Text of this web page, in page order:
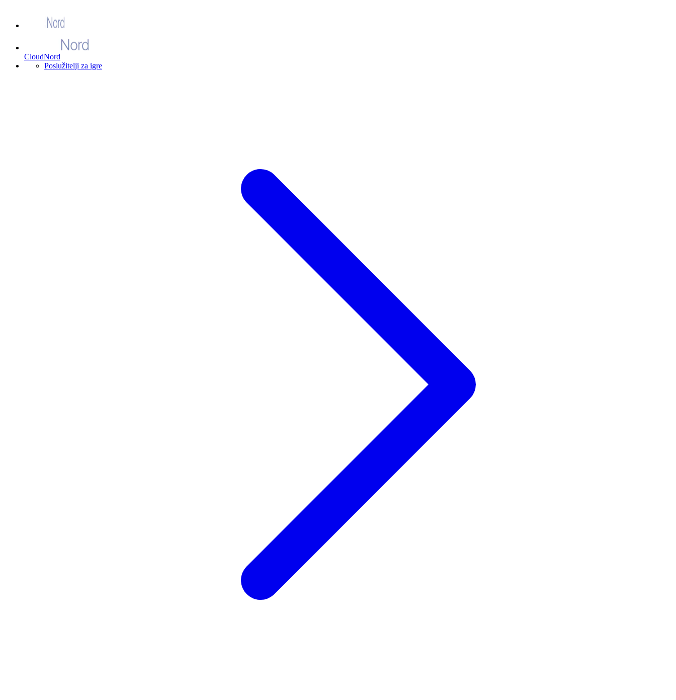
CloudNord
Poslužitelji za igre